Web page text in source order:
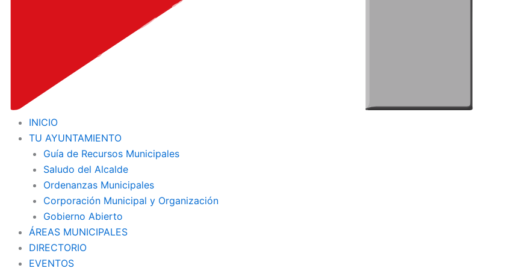
INICIO
TU AYUNTAMIENTO
Guía de Recursos Municipales
Saludo del Alcalde
Ordenanzas Municipales
Corporación Municipal y Organización
Gobierno Abierto
ÁREAS MUNICIPALES
DIRECTORIO
EVENTOS